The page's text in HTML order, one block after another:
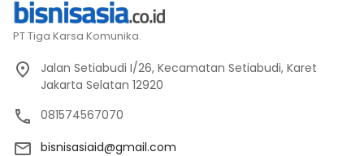
PT Tiga Karsa Komunika.
Jalan Setiabudi I/26, Kecamatan Setiabudi, Karet
Jakarta Selatan 12920
081574567070
bisnisasiaid@gmail.com